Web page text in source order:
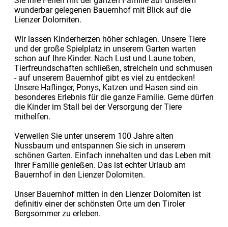
wunderbar gelegenen Bauernhof mit Blick auf die
Lienzer Dolomiten.
Wir lassen Kinderherzen höher schlagen. Unsere Tiere
und der große Spielplatz in unserem Garten warten
schon auf Ihre Kinder. Nach Lust und Laune toben,
Tierfreundschaften schließen, streicheln und schmusen
- auf unserem Bauernhof gibt es viel zu entdecken!
Unsere Haflinger, Ponys, Katzen und Hasen sind ein
besonderes Erlebnis für die ganze Familie. Gerne dürfen
die Kinder im Stall bei der Versorgung der Tiere
mithelfen.
Verweilen Sie unter unserem 100 Jahre alten
Nussbaum und entspannen Sie sich in unserem
schönen Garten. Einfach innehalten und das Leben mit
Ihrer Familie genießen. Das ist echter Urlaub am
Bauernhof in den Lienzer Dolomiten.
Unser Bauernhof mitten in den Lienzer Dolomiten ist
definitiv einer der schönsten Orte um den Tiroler
Bergsommer zu erleben.